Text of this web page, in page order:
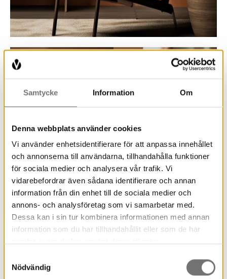
Samtycke Information Om
Denna webbplats använder cookies
Vi använder enhetsidentifierare för att anpassa innehållet
och annonserna till användarna, tillhandahålla funktioner
för sociala medier och analysera vår trafik. Vi
vidarebefordrar även sådana identifierare och annan
information från din enhet till de sociala medier och
annons- och analysföretag som vi samarbetar med.
Dessa kan i sin tur kombinera informationen med annan
information som du har tillhandahållit eller som de har
Nödvändig